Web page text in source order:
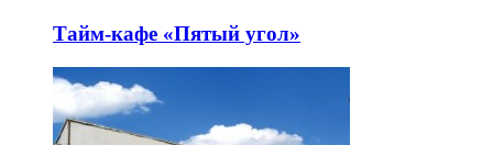
Тайм-кафе «Пятый угол»